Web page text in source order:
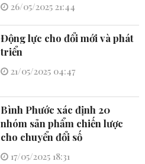
26/05/2025 21:44
Động lực cho đổi mới và phát
triển
21/05/2025 04:47
Bình Phước xác định 20
nhóm sản phẩm chiến lược
cho chuyển đổi số
17/05/2025 18:31